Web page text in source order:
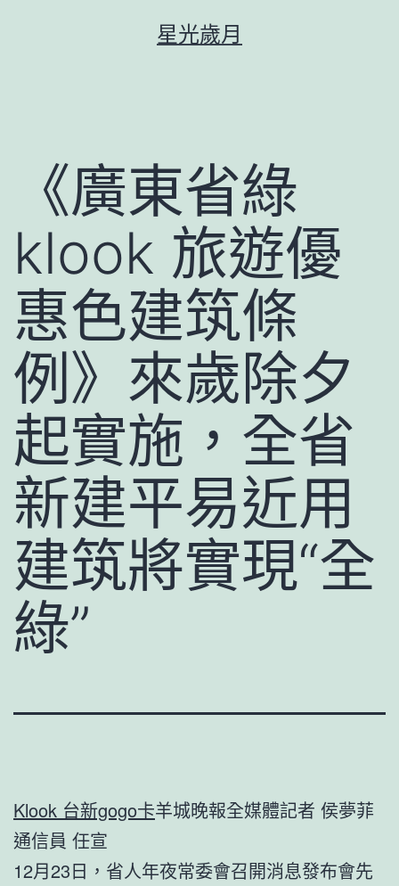
星光歲月
《廣東省綠
klook 旅遊優
惠色建筑條
例》來歲除夕
起實施，全省
新建平易近用
建筑將實現“全
綠”
Klook 台新gogo卡羊城晚報全媒體記者 侯夢菲
通信員 任宣
12月23日，省人年夜常委會召開消息發布會先